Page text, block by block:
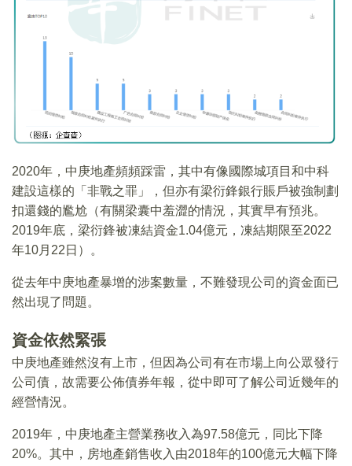
2020年，中庚地產頻頻踩雷，其中有像國際城項目和中科
建設這樣的「非戰之罪」，但亦有梁衍鋒銀行賬戶被強制劃
扣還錢的尷尬（有關梁囊中羞澀的情況，其實早有預兆。
2019年底，梁衍鋒被凍結資金1.04億元，凍結期限至2022
年10月22日）。
從去年中庚地產暴增的涉案數量，不難發現公司的資金面已
然出現了問題。
資金依然緊張
中庚地產雖然沒有上市，但因為公司有在市場上向公眾發行
公司債，故需要公佈債券年報，從中即可了解公司近幾年的
經營情況。
2019年，中庚地產主營業務收入為97.58億元，同比下降
20%。其中，房地產銷售收入由2018年的100億元大幅下降